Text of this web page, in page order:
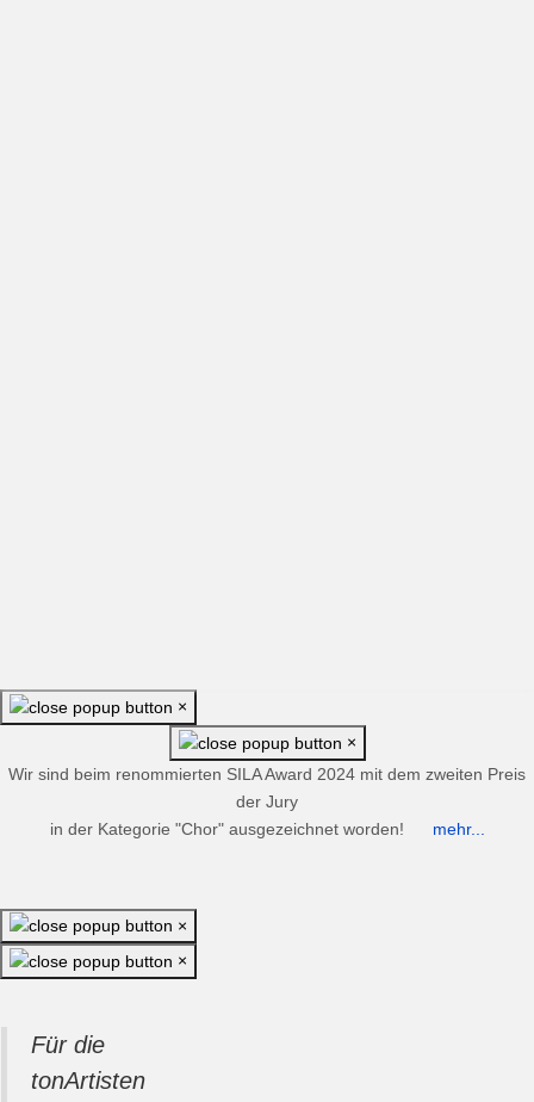
×
×
Wir sind beim renommierten SILA Award 2024 mit dem zweiten Preis
der Jury
in der Kategorie "Chor" ausgezeichnet worden! mehr...
×
×
Für die
tonArtisten